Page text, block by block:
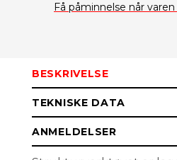
Få påminnelse når
BESKRIVELSE
TEKNISKE DATA
ANMELDELSER